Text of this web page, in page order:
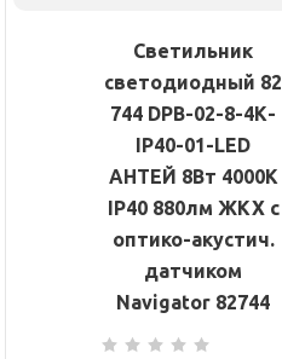
Светильник
светодиодный 82
744 DPB-02-8-4К-
IP40-01-LED
АНТЕЙ 8Вт 4000К
IP40 880лм ЖКХ с
оптико-акустич.
датчиком
Navigator 82744